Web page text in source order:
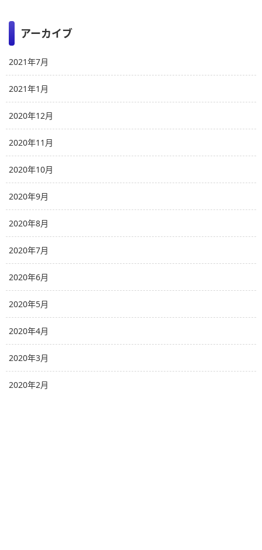
アーカイブ
2021年7月
2021年1月
2020年12月
2020年11月
2020年10月
2020年9月
2020年8月
2020年7月
2020年6月
2020年5月
2020年4月
2020年3月
2020年2月